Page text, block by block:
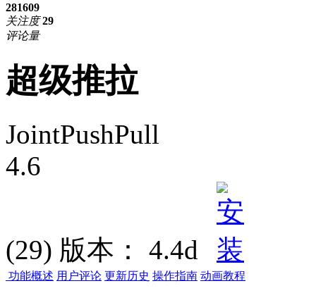
281609
关注度 29
评论量
超级推拉
JointPushPull
4.6
(29) 版本： 4.4d
功能概述 用户评论 更新历史 操作指南 动画教程